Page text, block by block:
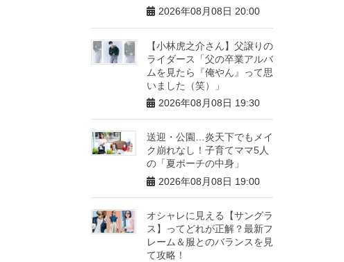
2026年08月08日 20:00
【小林虎之介さん】父譲りの
ライダース「父の卒業アルバ
ムを見たら『俺やん』って思
いました（笑）」
2026年08月08日 19:30
送迎・公園…炎天下でもメイ
ク崩れなし！子育てママ5人
の「夏ポーチの中身」
2026年08月08日 19:00
オシャレに見える【サングラ
ス】ってどれが正解？最新フ
レーム＆服とのバランスを見
て攻略！